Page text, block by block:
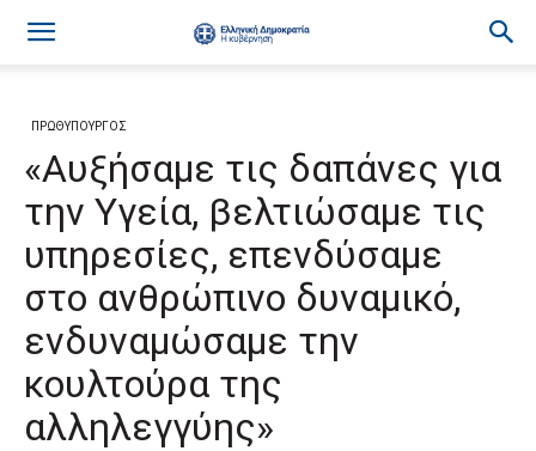
ΠΡΩΘΥΠΟΥΡΓΟΣ
«Αυξήσαμε τις δαπάνες για
την Υγεία, βελτιώσαμε τις
υπηρεσίες, επενδύσαμε
στο ανθρώπινο δυναμικό,
ενδυναμώσαμε την
κουλτούρα της
αλληλεγγύης»